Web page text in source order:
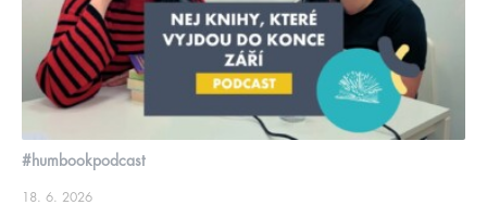
#humbookpodcast
18. 6. 2026